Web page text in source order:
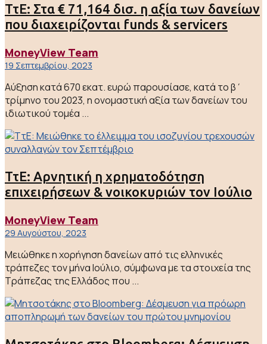
ΤτΕ: Στα € 71,164 δισ. η αξία των δανείων
που διαχειρίζονται funds & servicers
MoneyView Team
19 Σεπτεμβρίου, 2023
Αύξηση κατά 670 εκατ. ευρώ παρουσίασε, κατά το β΄
τρίμηνο του 2023, η ονομαστική αξία των δανείων του
ιδιωτικού τομέα ...
ΤτΕ: Αρνητική η χρηματοδότηση
επιχειρήσεων & νοικοκυριών τον Ιούλιο
MoneyView Team
29 Αυγούστου, 2023
Μειώθηκε η χορήγηση δανείων από τις ελληνικές
τράπεζες τον μήνα Ιούλιο, σύμφωνα με τα στοιχεία της
Τράπεζας της Ελλάδος που ...